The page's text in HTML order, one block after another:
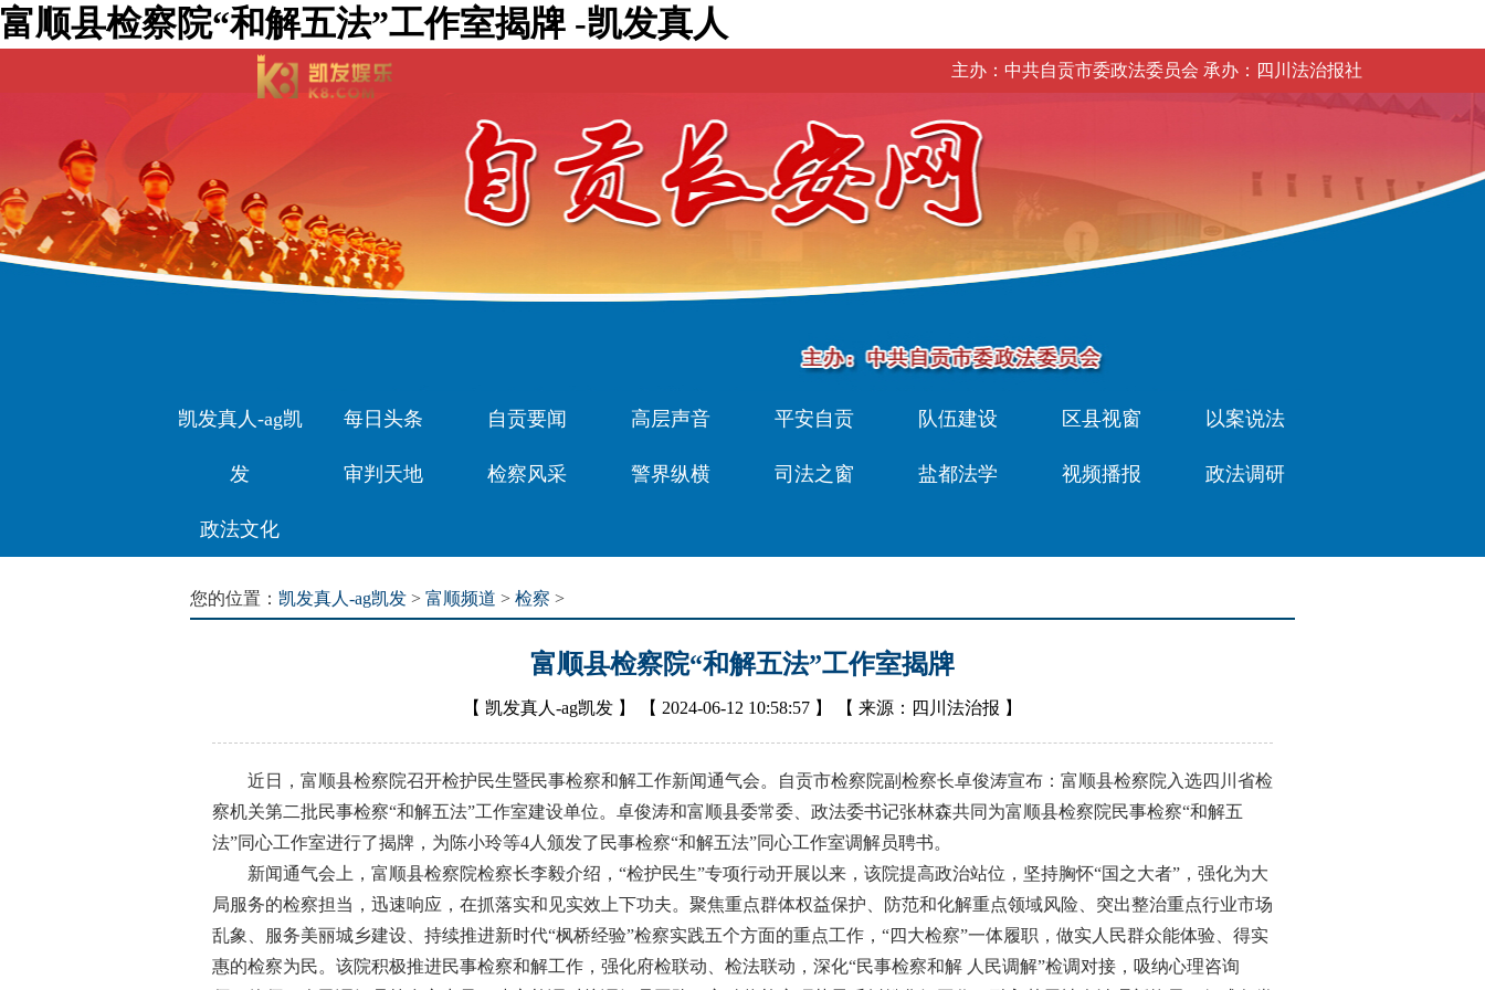
富顺县检察院“和解五法”工作室揭牌 -凯发真人
主办：中共自贡市委政法委员会 承办：四川法治报社
凯发真人-ag凯
发
每日头条 自贡要闻 高层声音 平安自贡 队伍建设 区县视窗 以案说法
审判天地 检察风采 警界纵横 司法之窗 盐都法学 视频播报 政法调研
政法文化
您的位置： 凯发真人-ag凯发 > 富顺频道 > 检察 >
富顺县检察院“和解五法”工作室揭牌
【 凯发真人-ag凯发 】 【 2024-06-12 10:58:57 】 【 来源：四川法治报 】
近日，富顺县检察院召开检护民生暨民事检察和解工作新闻通气会。自贡市检察院副检察长卓俊涛宣布：富顺县检察院入选四川省检
察机关第二批民事检察“和解五法”工作室建设单位。卓俊涛和富顺县委常委、政法委书记张林森共同为富顺县检察院民事检察“和解五
法”同心工作室进行了揭牌，为陈小玲等4人颁发了民事检察“和解五法”同心工作室调解员聘书。
新闻通气会上，富顺县检察院检察长李毅介绍，“检护民生”专项行动开展以来，该院提高政治站位，坚持胸怀“国之大者”，强化为大
局服务的检察担当，迅速响应，在抓落实和见实效上下功夫。聚焦重点群体权益保护、防范和化解重点领域风险、突出整治重点行业市场
乱象、服务美丽城乡建设、持续推进新时代“枫桥经验”检察实践五个方面的重点工作，“四大检察”一体履职，做实人民群众能体验、得实
惠的检察为民。该院积极推进民事检察和解工作，强化府检联动、检法联动，深化“民事检察和解 人民调解”检调对接，吸纳心理咨询